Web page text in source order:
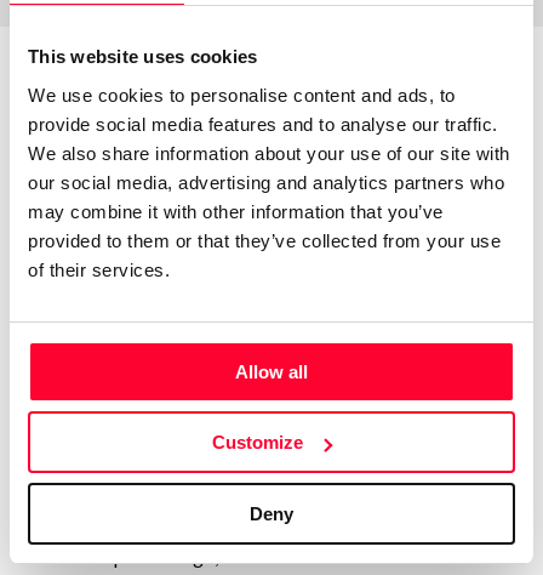
This website uses cookies
We use cookies to personalise content and ads, to
provide social media features and to analyse our traffic.
We also share information about your use of our site with
our social media, advertising and analytics partners who
may combine it with other information that you’ve
provided to them or that they’ve collected from your use
of their services.
Allow all
Customize
Deny
About the creator
Alicia Bermúdez Merino
/ Literature
Send message
Escritora, porque la escritura es lo que profeso. Pero, no
siendo la escritura mi fuente de ingresos, no me atrevería a
denominarla mi profesión. No creo, por otra parte, que
o editor. Ni a comprometerme a cumplir los plazos de
entrega a que deben ceñirse tantos de los que publican.